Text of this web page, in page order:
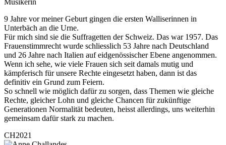
9 Jahre vor meiner Geburt gingen die ersten Walliserinnen in
Unterbäch an die Urne.
Für mich sind sie die Suffragetten der Schweiz. Das war 1957. Das
Frauenstimmrecht wurde schliesslich 53 Jahre nach Deutschland
und 26 Jahre nach Italien auf eidgenössischer Ebene angenommen.
Wenn ich sehe, wie viele Frauen sich seit damals mutig und
kämpferisch für unsere Rechte eingesetzt haben, dann ist das
definitiv ein Grund zum Feiern.
So schnell wie möglich dafür zu sorgen, dass Themen wie gleiche
Rechte, gleicher Lohn und gleiche Chancen für zukünftige
Generationen Normalität bedeuten, heisst allerdings, uns weiterhin
gemeinsam dafür stark zu machen.
CH2021